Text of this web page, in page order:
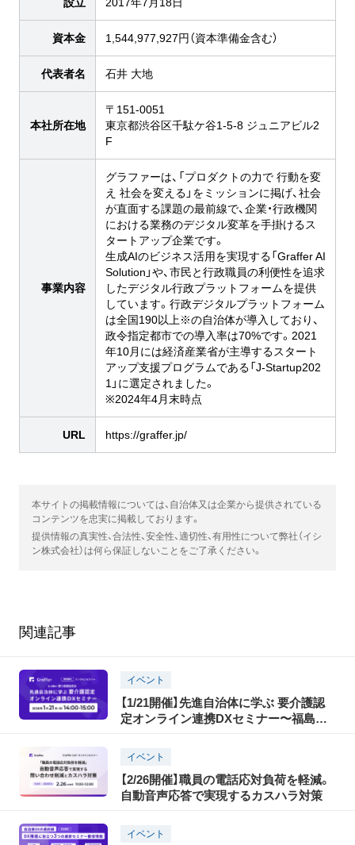
資本金 1,544,977,927円（資本準備金含む）
代表者名 石井 大地
本社所在地
〒151-0051
東京都渋谷区千駄ケ谷1-5-8 ジュニアビル2
F
事業内容
グラファーは、「プロダクトの力で 行動を変
え 社会を変える」をミッションに掲げ、社会
が直面する課題の最前線で、企業・行政機関
における業務のデジタル変革を手掛けるス
タートアップ企業です。
生成AIのビジネス活用を実現する「Graffer AI
Solution」や、市民と行政職員の利便性を追求
したデジタル行政プラットフォームを提供
しています。行政デジタルプラットフォーム
は全国190以上※の自治体が導入しており、
政令指定都市での導入率は70%です。2021
年10月には経済産業省が主導するスタート
アップ支援プログラムである「J-Startup202
1」に選定されました。
※2024年4月末時点
URL https://graffer.jp/
本サイトの掲載情報については、自治体又は企業から提供されている
コンテンツを忠実に掲載しております。
提供情報の真実性、合法性、安全性、適切性、有用性について弊社（イシ
ン株式会社）は何ら保証しないことをご了承ください。
関連記事
イベント
【1/21開催】先進自治体に学ぶ 要介護認
定オンライン連携DXセミナー〜福島県
イベント
【2/26開催】職員の電話応対負荷を軽減。
自動音声応答で実現するカスハラ対策
イベント